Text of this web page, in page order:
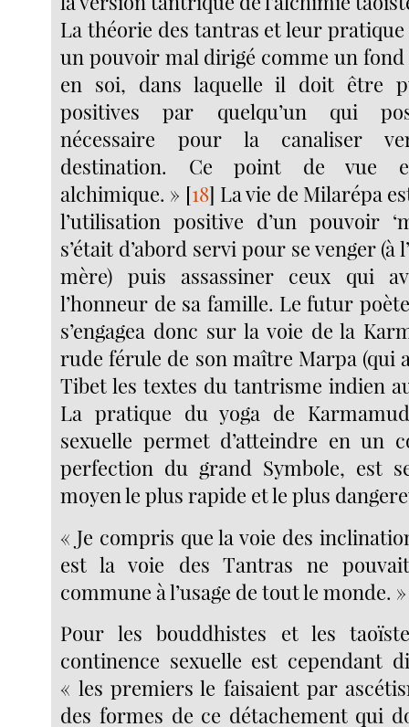
La théorie des tantras et leur
un pouvoir mal dirigé comme un fond
en soi, dans laquelle il doit être
positives par quelqu’un qui
nécessaire pour la canaliser
destination. Ce point de vue
alchimique. » [18] La vie de Milarépa
l’utilisation positive d’un pouvoir
s’était d’abord servi pour se venger (à
mère) puis assassiner ceux qui
l’honneur de sa famille. Le futur
s’engagea donc sur la voie de la
rude férule de son maître Marpa (qui
Tibet les textes du tantrisme indien
La pratique du yoga de
sexuelle permet d’atteindre en un
perfection du grand Symbole, est
moyen le plus rapide et le plus
« Je compris que la voie des
est la voie des Tantras ne
commune à l’usage de tout le monde. »
Pour les bouddhistes et les
continence sexuelle est cependant
« les premiers le faisaient par
des formes de ce détachement qui